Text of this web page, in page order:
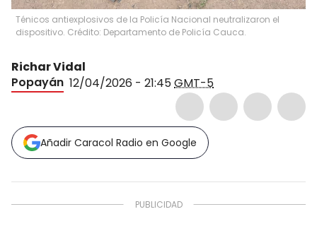
Ténicos antiexplosivos de la Policía Nacional neutralizaron el
dispositivo. Crédito: Departamento de Policía Cauca.
Richar Vidal
Popayán 12/04/2026 - 21:45GMT-5
Añadir Caracol Radio en Google